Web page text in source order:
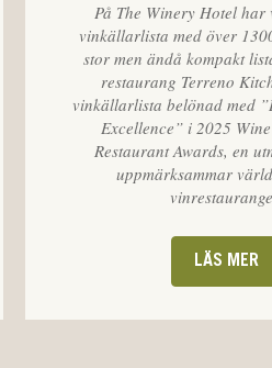
På The Winery Hotel har
vinkällarlista med över
stor men ändå kompakt
restaurang Terreno
vinkällarlista belönad med
Excellence” i 2025
Restaurant Awards, en
uppmärksammar
LÄS MER